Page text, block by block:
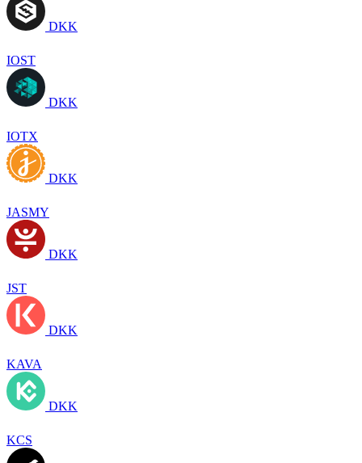
DKK
IOST
DKK
IOTX
DKK
JASMY
DKK
JST
DKK
KAVA
DKK
KCS